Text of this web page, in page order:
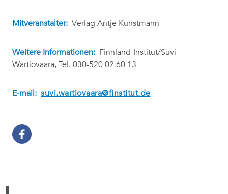
Mitveranstalter: Verlag Antje Kunstmann
Weitere Informationen: Finnland-Institut/Suvi
Wartiovaara, Tel. 030-520 02 60 13
E-mail: suvi.wartiovaara@finstitut.de